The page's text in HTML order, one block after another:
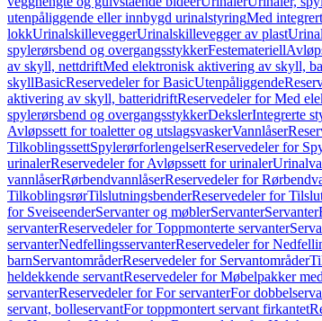
utenpåliggende eller innbygd urinalstyringMed
lokkUrinalskilleveggerUrinalskillevegger av plast
spylerørsbend og overgangsstykkerFestemateriell
av skyll, nettdriftMed elektronisk aktivering av skyll,
skyllBasicReservedeler for BasicUtenpåliggende
aktivering av skyll, batteridriftReservedeler for Med
spylerørsbend og overgangsstykkerDekslerIntegrerte
Avløpssett for toaletter og utslagsvaskerVannlåser
TilkoblingssettSpylerørforlengelserReservedeler for
urinalerReservedeler for Avløpssett for urinaler
vannlåserRørbendvannlåserReservedeler for
TilkoblingsrørTilslutningsbenderReservedeler for
for SveiseenderServanter og møblerServanterServanter
servanterReservedeler for Toppmonterte servanter
servanterNedfellingsservanterReservedeler for
barnServantområderReservedeler for Servantområder
heldekkende servantReservedeler for Møbelpakker
servanterReservedeler for For servanterFor
servant, bolleservantFor toppmontert servant firkantet